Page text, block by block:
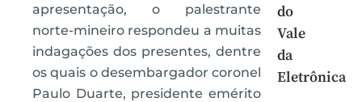
apresentação, o palestrante
norte-mineiro respondeu a muitas
indagações dos presentes, dentre
os quais o desembargador coronel
Paulo Duarte, presidente emérito
do
Vale
da
Eletrônica